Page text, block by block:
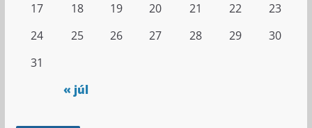
« júl
17
18 19 20 21 22
23
24
25 26 27 28 29
30
31